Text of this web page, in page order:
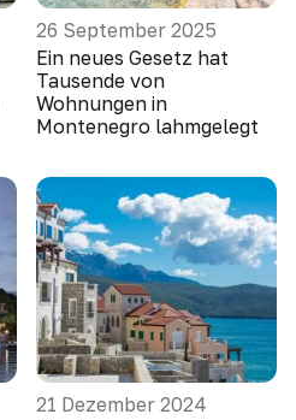
26 September 2025
Ein neues Gesetz hat
Tausende von
Wohnungen in
Montenegro lahmgelegt
21 Dezember 2024